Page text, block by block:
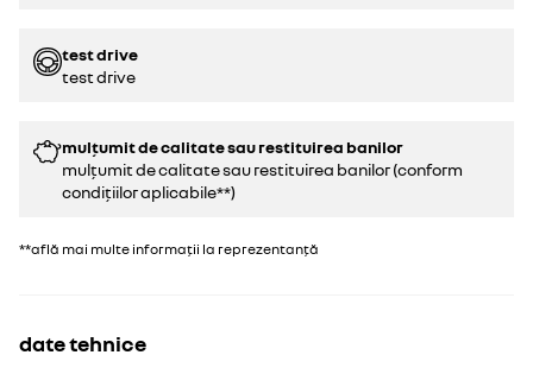
test drive
test drive
mulțumit de calitate sau restituirea banilor
mulțumit de calitate sau restituirea banilor (conform
condițiilor aplicabile**)
**află mai multe informații la reprezentanță
date tehnice